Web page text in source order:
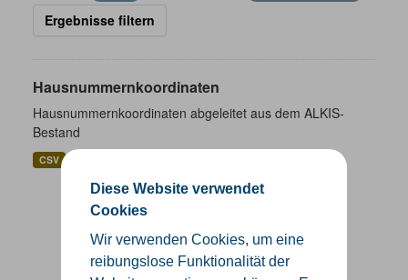
Diese Website verwendet
Cookies
Wir verwenden Cookies, um eine
reibungslose Funktionalität der
Ergebnisse filtern
Hausnummernkoordinaten
Hausnummernkoordinaten abgeleitet aus dem ALKIS-
Bestand
CSV